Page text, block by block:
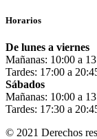
Horarios
De lunes a viernes
Mañanas: 10:00 a
Tardes: 17:00 a
Sábados
Mañanas: 10:00 a
Tardes: 17:30 a
© 2021 Derechos